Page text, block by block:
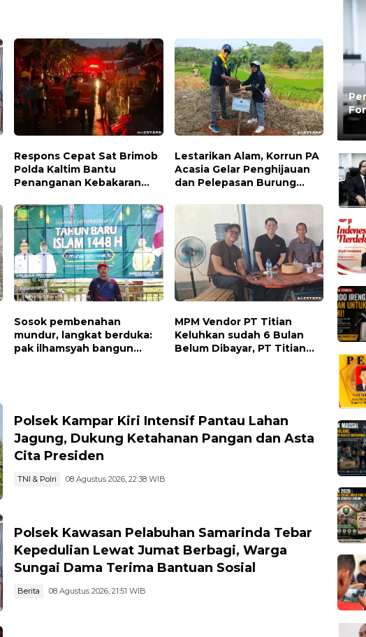
Respons Cepat Sat Brimob
Polda Kaltim Bantu
Penanganan Kebakaran
Lestarikan Alam, Korrun PA
Acasia Gelar Penghijauan
dan Pelepasan Burung
Lingkungan
Sosok pembenahan
mundur, langkat berduka:
pak ilhamsyah bangun
MPM Vendor PT Titian
Keluhkan sudah 6 Bulan
Belum Dibayar, PT Titian
Polsek Kampar Kiri Intensif Pantau Lahan
Jagung, Dukung Ketahanan Pangan dan Asta
Cita Presiden
TNI & Polri 08 Agustus 2026, 22:38 WIB
Polsek Kawasan Pelabuhan Samarinda Tebar
Kepedulian Lewat Jumat Berbagi, Warga
Sungai Dama Terima Bantuan Sosial
Berita 08 Agustus 2026, 21:51 WIB